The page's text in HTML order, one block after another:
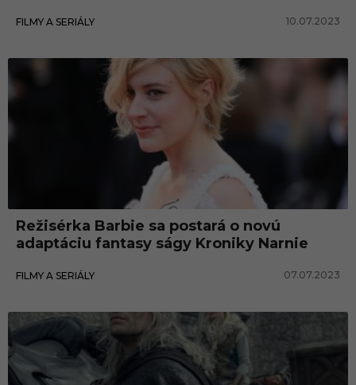
FILMY A SERIÁLY 10.07.2023
Režisérka Barbie sa postará o novú
adaptáciu fantasy ságy Kroniky Narnie
FILMY A SERIÁLY 07.07.2023